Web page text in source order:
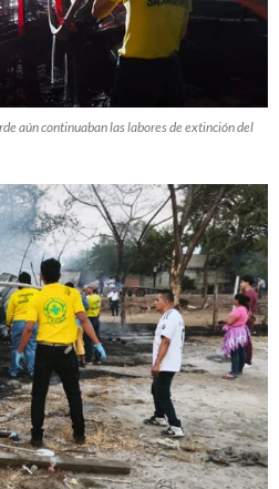
aún continuaban las labores de extinción del